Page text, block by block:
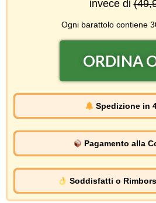
invece di
Ogni barattolo contiene
ORDINA
Spedizione in
Pagamento alla
Soddisfatti o